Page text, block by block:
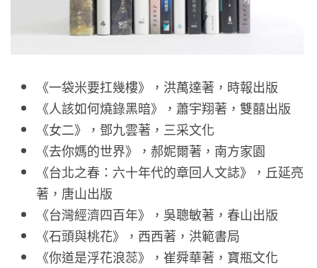
《一袋米要扛幾樓》，洪萬達著，時報出版
《人該如何燒錄黑暗》，蕭宇翔著，雙囍出版
《女二》，鄧九雲著，三采文化
《去你媽的世界》，郝妮爾著，南方家園
《台北之春：六十年代的章回人文誌》，丘延亮
著，唐山出版
《台灣經濟四百年》，吳聰敏著，春山出版
《石頭與桃花》，西西著，洪範書局
《你道是浮花浪蕊》，崔舜華著，寶瓶文化